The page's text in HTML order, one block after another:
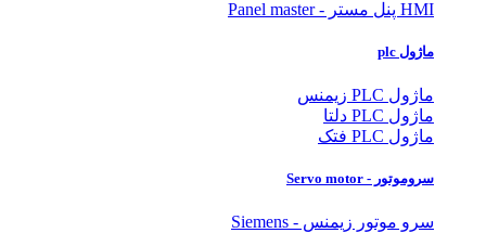
HMI پنل مستر - Panel master
ماژول plc
ماژول PLC زیمنس
ماژول PLC دلتا
ماژول PLC فتک
سروموتور - Servo motor
سرو موتور زیمنس - Siemens